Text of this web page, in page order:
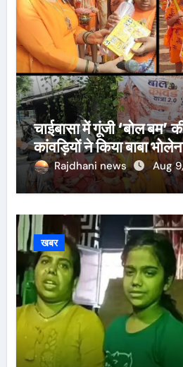
चाईबासा में गूंजी ‘बोल बम’
कांवड़ियों ने किया बाबा
Rajdhani news Aug
खबर